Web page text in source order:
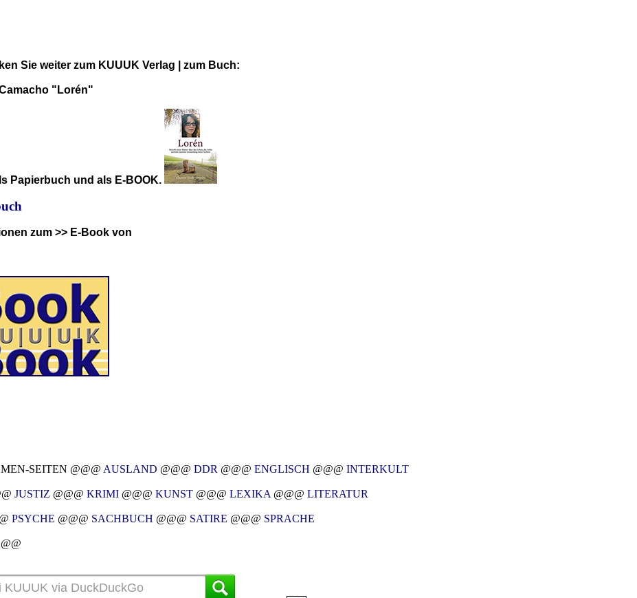
Sie weiter zum KUUUK Verlag | zum Buch:
"Lorén"
Papierbuch und als E-BOOK.
zum >> E-Book von
SEITEN @@@ AUSLAND @@@ DDR @@@ ENGLISCH @@@ INTERKULT
JUSTIZ @@@ KRIMI @@@ KUNST @@@ LEXIKA @@@ LITERATUR
PSYCHE @@@ SACHBUCH @@@ SATIRE @@@ SPRACHE